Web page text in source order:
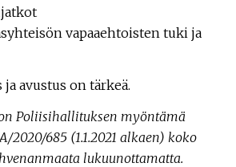
vapaaehtoisten tuki ja
avustus on tärkeä.
Poliisihallituksen myöntämä
2020/685 (1.1.2021 alkaen) koko
lukuunottamatta.